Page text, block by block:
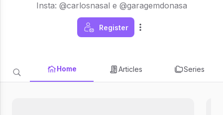
Insta: @carlosnasal e @garagemdonasa
Register
Home Articles Series